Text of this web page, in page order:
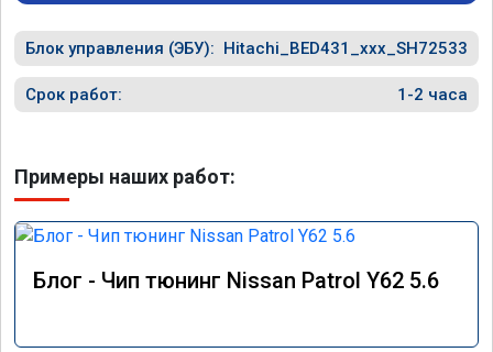
Блок управления (ЭБУ): Hitachi_BED431_xxx_SH72533
Срок работ: 1-2 часа
Примеры наших работ:
Блог - Чип тюнинг Nissan Patrol Y62 5.6